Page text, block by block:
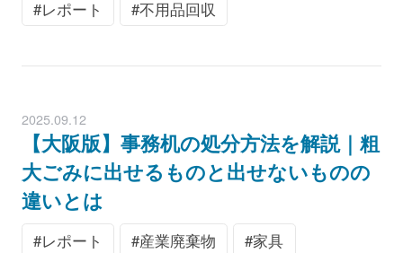
レポート 不用品回収
2025.09.12
【大阪版】事務机の処分方法を解説｜粗
大ごみに出せるものと出せないものの
違いとは
レポート 産業廃棄物 家具